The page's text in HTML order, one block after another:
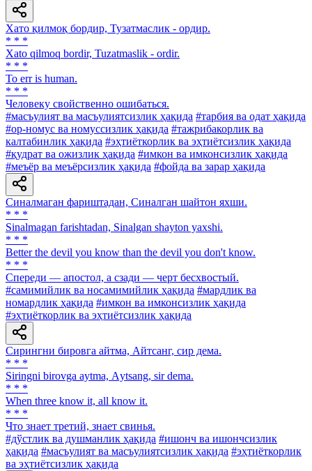
Хато қилмоқ бордир, Тузатмаслик - ордир.
* * *
Xato qilmoq bordir, Tuzatmaslik - ordir.
* * *
To err is human.
* * *
Человеку свойственно ошибаться.
#масъулият ва масъулиятсизлик ҳақида #тарбия ва одат ҳақида
#ор-номус ва номуссизлик ҳақида #тажрибакорлик ва
калтабинлик ҳақида #эҳтиёткорлик ва эҳтиётсизлик ҳақида
#қудрат ва ожизлик ҳақида #имкон ва имконсизлик ҳақида
#меъёр ва меъёрсизлик ҳақида #фойда ва зарар ҳақида
Синалмаган фариштадан, Синалган шайтон яхши.
* * *
Sinalmagan farishtadan, Sinalgan shayton yaxshi.
* * *
Better the devil you know than the devil you don't know.
* * *
Спереди — апостол, а сзади — черт бесхвостый.
#самимийлик ва носамимийлик ҳақида #мардлик ва
номардлик ҳақида #имкон ва имконсизлик ҳақида
#эҳтиёткорлик ва эҳтиётсизлик ҳақида
Сирингни бировга айтма, Айтсанг, сир дема.
* * *
Siringni birovga aytma, Аytsang, sir dema.
* * *
When three know it, all know it.
* * *
Что знает третий, знает свинья.
#дўстлик ва душманлик ҳақида #ишонч ва ишончсизлик
ҳақида #масъулият ва масъулиятсизлик ҳақида #эҳтиёткорлик
ва эҳтиётсизлик ҳақида